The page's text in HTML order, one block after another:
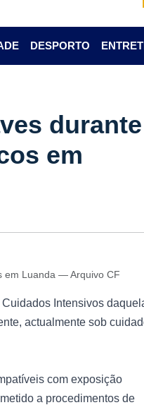
DESPORTO
durante
em
em Luanda — Arquivo CF
Intensivos
actualmente sob
com exposição
a procedimentos de